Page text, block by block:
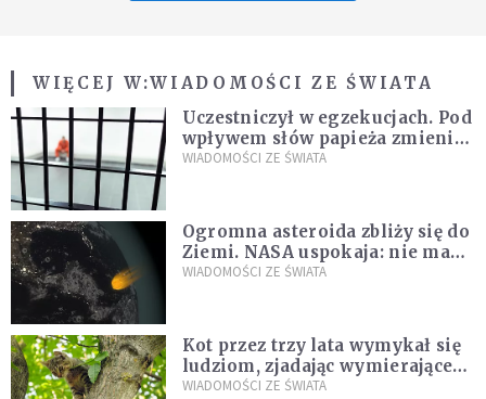
WIĘCEJ W:WIADOMOŚCI ZE ŚWIATA
Uczestniczył w egzekucjach. Pod
wpływem słów papieża zmienił
zdanie
WIADOMOŚCI ZE ŚWIATA
Ogromna asteroida zbliży się do
Ziemi. NASA uspokaja: nie ma
zagrożenia
WIADOMOŚCI ZE ŚWIATA
Kot przez trzy lata wymykał się
ludziom, zjadając wymierające
kaczki. W końcu popełnił
WIADOMOŚCI ZE ŚWIATA